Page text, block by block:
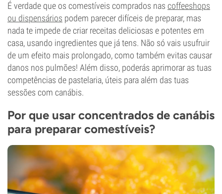
É verdade que os comestíveis comprados nas coffeeshops
ou dispensários podem parecer difíceis de preparar, mas
nada te impede de criar receitas deliciosas e potentes em
casa, usando ingredientes que já tens. Não só vais usufruir
de um efeito mais prolongado, como também evitas causar
danos nos pulmões! Além disso, poderás aprimorar as tuas
competências de pastelaria, úteis para além das tuas
sessões com canábis.
Por que usar concentrados de canábis
para preparar comestíveis?